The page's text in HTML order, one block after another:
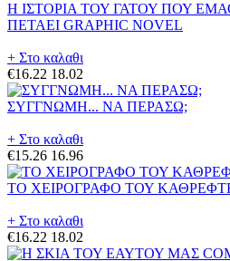
Η ΙΣΤΟΡΙΑ ΤΟΥ ΓΑΤΟΥ ΠΟΥ
ΠΕΤΑΕΙ GRAPHIC NOVEL
+ Στο καλαθι
€16.22 18.02
ΣΥΓΓΝΩΜΗ... ΝΑ ΠΕΡΑΣΩ;
+ Στο καλαθι
€15.26 16.96
ΤΟ ΧΕΙΡΟΓΡΑΦΟ ΤΟΥ
+ Στο καλαθι
€16.22 18.02